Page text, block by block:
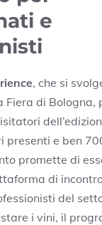
e
, che si
Fiera di Bologna,
presenti e ben
promette di
di
del
i vini, il